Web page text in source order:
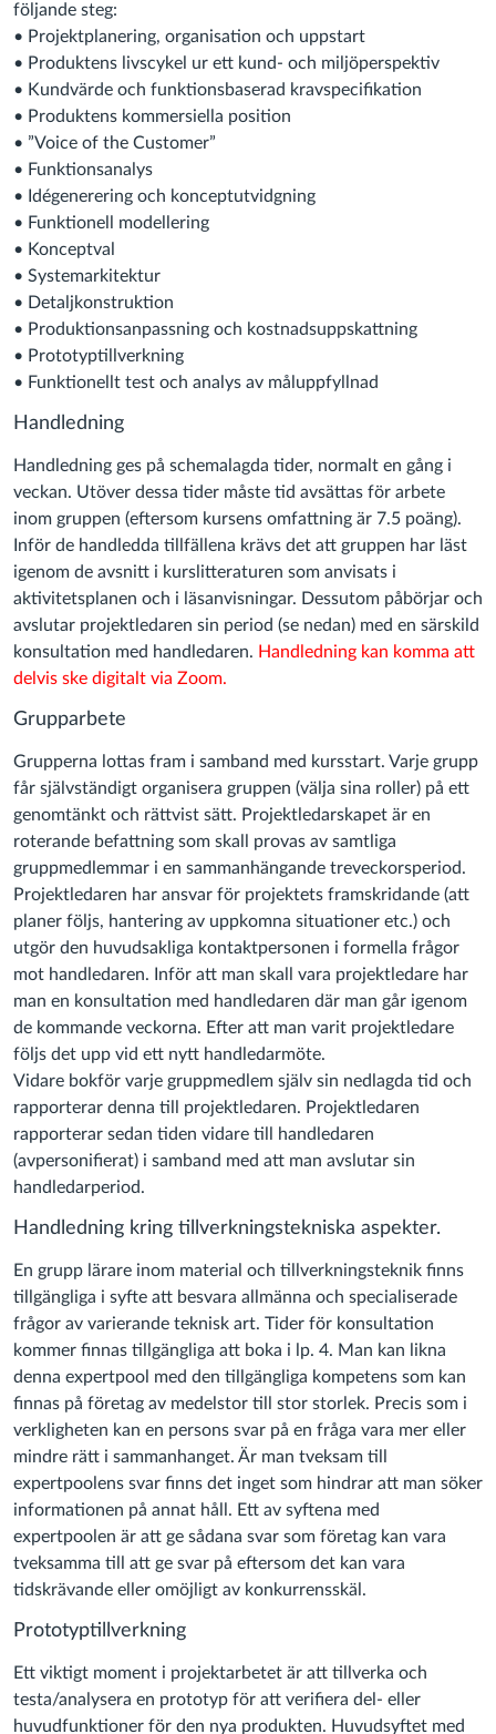
följande steg:
• Projektplanering, organisation och uppstart
• Produktens livscykel ur ett kund- och miljöperspektiv
• Kundvärde och funktionsbaserad kravspecifikation
• Produktens kommersiella position
• ”Voice of the Customer”
• Funktionsanalys
• Idégenerering och konceptutvidgning
• Funktionell modellering
• Konceptval
• Systemarkitektur
• Detaljkonstruktion
• Produktionsanpassning och kostnadsuppskattning
• Prototyptillverkning
• Funktionellt test och analys av måluppfyllnad
Handledning
Handledning ges på schemalagda tider, normalt en gång i
veckan. Utöver dessa tider måste tid avsättas för arbete
inom gruppen (eftersom kursens omfattning är 7.5 poäng).
Inför de handledda tillfällena krävs det att gruppen har läst
igenom de avsnitt i kurslitteraturen som anvisats i
aktivitetsplanen och i läsanvisningar. Dessutom påbörjar och
avslutar projektledaren sin period (se nedan) med en särskild
konsultation med handledaren. Handledning kan komma att
delvis ske digitalt via Zoom.
Grupparbete
Grupperna lottas fram i samband med kursstart. Varje grupp
får självständigt organisera gruppen (välja sina roller) på ett
genomtänkt och rättvist sätt. Projektledarskapet är en
roterande befattning som skall provas av samtliga
gruppmedlemmar i en sammanhängande treveckorsperiod.
Projektledaren har ansvar för projektets framskridande (att
planer följs, hantering av uppkomna situationer etc.) och
utgör den huvudsakliga kontaktpersonen i formella frågor
mot handledaren. Inför att man skall vara projektledare har
man en konsultation med handledaren där man går igenom
de kommande veckorna. Efter att man varit projektledare
följs det upp vid ett nytt handledarmöte.
Vidare bokför varje gruppmedlem själv sin nedlagda tid och
rapporterar denna till projektledaren. Projektledaren
rapporterar sedan tiden vidare till handledaren
(avpersonifierat) i samband med att man avslutar sin
handledarperiod.
Handledning kring tillverkningstekniska aspekter.
En grupp lärare inom material och tillverkningsteknik finns
tillgängliga i syfte att besvara allmänna och specialiserade
frågor av varierande teknisk art. Tider för konsultation
kommer finnas tillgängliga att boka i lp. 4. Man kan likna
denna expertpool med den tillgängliga kompetens som kan
finnas på företag av medelstor till stor storlek. Precis som i
verkligheten kan en persons svar på en fråga vara mer eller
mindre rätt i sammanhanget. Är man tveksam till
expertpoolens svar finns det inget som hindrar att man söker
informationen på annat håll. Ett av syftena med
expertpoolen är att ge sådana svar som företag kan vara
tveksamma till att ge svar på eftersom det kan vara
tidskrävande eller omöjligt av konkurrensskäl.
Prototyptillverkning
Ett viktigt moment i projektarbetet är att tillverka och
testa/analysera en prototyp för att verifiera del- eller
huvudfunktioner för den nya produkten. Huvudsyftet med